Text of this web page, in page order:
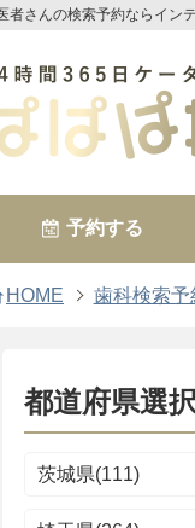
者さんの検索予約ならイン
予約する
HOME 歯科検索予
都道府県選
茨城県(111)